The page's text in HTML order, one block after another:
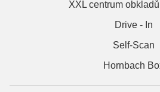
XXL centrum
Drive - In
Self-Scan
Hornbach